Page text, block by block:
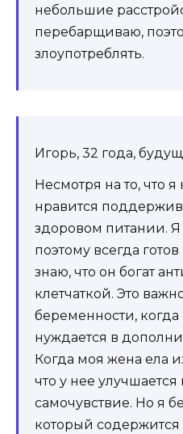
небольшие
перебарщиваю,
злоупотреблять.
Игорь, 32 года,
Несмотря на то, что
нравится
здоровом питании.
поэтому всегда
знаю, что он богат
клетчаткой. Это
беременности,
нуждается в
Когда моя жена ела
что у нее
самочувствие. Но я
который